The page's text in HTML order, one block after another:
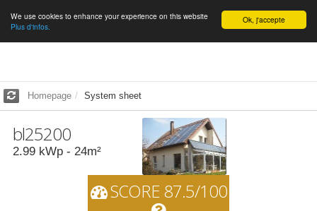
English Ok, j'accepte
We use cookies to enhance your experience on this website
Plus d'infos.
Homepage System sheet
bl25200
2.99 kWp - 24m²
SCORE 87.5/100